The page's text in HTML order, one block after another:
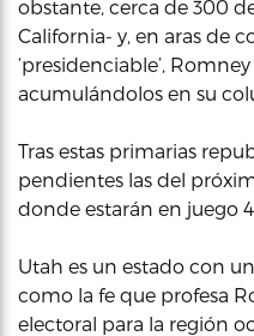
obstante, cerca de 300
California- y, en aras de
‘presidenciable’,
acumulándolos en su
Tras estas primarias
pendientes las del
donde estarán en juego
Utah es un estado con
como la fe que profesa
electoral para la región